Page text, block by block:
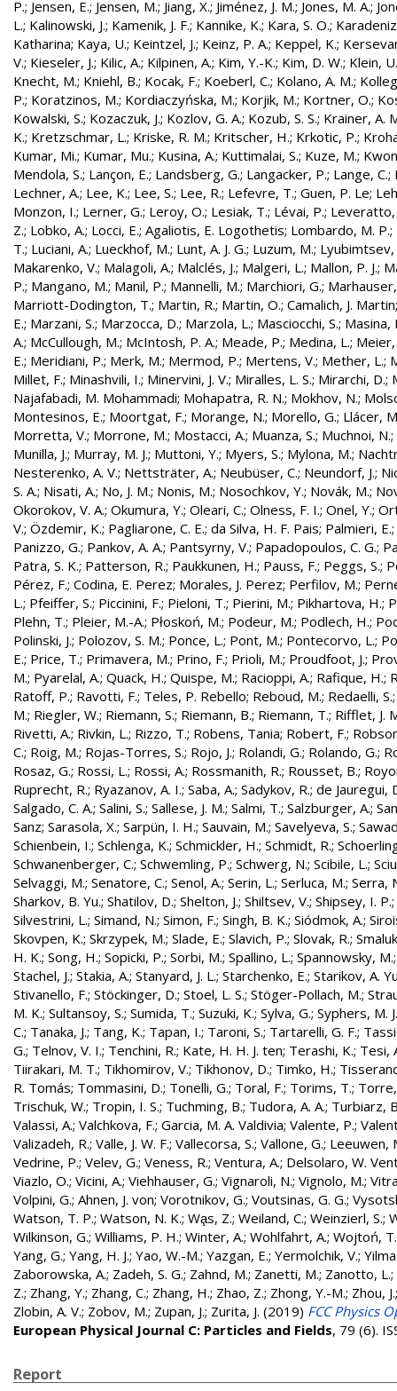
P.; Jensen, E.; Jensen, M.; Jiang, X.; Jiménez, J. M.; Jones, M. A.;
L.; Kalinowski, J.; Kamenik, J. F.; Kannike, K.; Kara, S. O.;
Katharina; Kaya, U.; Keintzel, J.; Keinz, P. A.; Keppel, K.;
V.; Kieseler, J.; Kilic, A.; Kilpinen, A.; Kim, Y.-K.; Kim, D. W.; Klein, U.
Knecht, M.; Kniehl, B.; Kocak, F.; Koeberl, C.; Kolano, A. M.;
P.; Koratzinos, M.; Kordiaczyńska, M.; Korjik, M.; Kortner, O.;
Kowalski, S.; Kozaczuk, J.; Kozlov, G. A.; Kozub, S. S.; Krainer, A.
K.; Kretzschmar, L.; Kriske, R. M.; Kritscher, H.; Krkotic, P.;
Kumar, Mi.; Kumar, Mu.; Kusina, A.; Kuttimalai, S.; Kuze, M.;
Mendola, S.; Lançon, E.; Landsberg, G.; Langacker, P.; Lange, C.;
Lechner, A.; Lee, K.; Lee, S.; Lee, R.; Lefevre, T.; Guen, P. Le;
Monzon, I.; Lerner, G.; Leroy, O.; Lesiak, T.; Lévai, P.; Leveratto,
Z.; Lobko, A.; Locci, E.; Agaliotis, E. Logothetis; Lombardo, M. P.;
T.; Luciani, A.; Lueckhof, M.; Lunt, A. J. G.; Luzum, M.; Lyubimtsev,
Makarenko, V.; Malagoli, A.; Malclés, J.; Malgeri, L.; Mallon, P. J.;
P.; Mangano, M.; Manil, P.; Mannelli, M.; Marchiori, G.;
Marriott-Dodington, T.; Martin, R.; Martin, O.; Camalich, J. Martin
E.; Marzani, S.; Marzocca, D.; Marzola, L.; Masciocchi, S.; Masina,
A.; McCullough, M.; McIntosh, P. A.; Meade, P.; Medina, L.; Meier,
E.; Meridiani, P.; Merk, M.; Mermod, P.; Mertens, V.; Mether, L.;
Millet, F.; Minashvili, I.; Minervini, J. V.; Miralles, L. S.; Mirarchi, D.;
Najafabadi, M. Mohammadi; Mohapatra, R. N.; Mokhov, N.;
Montesinos, E.; Moortgat, F.; Morange, N.; Morello, G.; Llácer,
Morretta, V.; Morrone, M.; Mostacci, A.; Muanza, S.; Muchnoi, N.;
Munilla, J.; Murray, M. J.; Muttoni, Y.; Myers, S.; Mylona, M.;
Nesterenko, A. V.; Nettsträter, A.; Neubüser, C.; Neundorf, J.;
S. A.; Nisati, A.; No, J. M.; Nonis, M.; Nosochkov, Y.; Novák, M.;
Okorokov, V. A.; Okumura, Y.; Oleari, C.; Olness, F. I.; Onel, Y.;
V.; Özdemir, K.; Pagliarone, C. E.; da Silva, H. F. Pais; Palmieri, E.;
Panizzo, G.; Pankov, A. A.; Pantsyrny, V.; Papadopoulos, C. G.;
Patra, S. K.; Patterson, R.; Paukkunen, H.; Pauss, F.; Peggs, S.;
Pérez, F.; Codina, E. Perez; Morales, J. Perez; Perfilov, M.;
L.; Pfeiffer, S.; Piccinini, F.; Pieloni, T.; Pierini, M.; Pikhartova, H.;
Plehn, T.; Pleier, M.-A.; Płoskoń, M.; Podeur, M.; Podlech, H.;
Polinski, J.; Polozov, S. M.; Ponce, L.; Pont, M.; Pontecorvo, L.;
E.; Price, T.; Primavera, M.; Prino, F.; Prioli, M.; Proudfoot, J.;
M.; Pyarelal, A.; Quack, H.; Quispe, M.; Racioppi, A.; Rafique, H.;
Ratoff, P.; Ravotti, F.; Teles, P. Rebello; Reboud, M.; Redaelli, S.
M.; Riegler, W.; Riemann, S.; Riemann, B.; Riemann, T.; Rifflet, J.
Rivetti, A.; Rivkin, L.; Rizzo, T.; Robens, Tania; Robert, F.;
C.; Roig, M.; Rojas-Torres, S.; Rojo, J.; Rolandi, G.; Rolando, G.;
Rosaz, G.; Rossi, L.; Rossi, A.; Rossmanith, R.; Rousset, B.;
Ruprecht, R.; Ryazanov, A. I.; Saba, A.; Sadykov, R.; de Jauregui,
Salgado, C. A.; Salini, S.; Sallese, J. M.; Salmi, T.; Salzburger, A.;
Sanz; Sarasola, X.; Sarpün, I. H.; Sauvain, M.; Savelyeva, S.;
Schienbein, I.; Schlenga, K.; Schmickler, H.; Schmidt, R.;
Schwanenberger, C.; Schwemling, P.; Schwerg, N.; Scibile, L.;
Selvaggi, M.; Senatore, C.; Senol, A.; Serin, L.; Serluca, M.; Serra,
Sharkov, B. Yu.; Shatilov, D.; Shelton, J.; Shiltsev, V.; Shipsey, I. P.;
Silvestrini, L.; Simand, N.; Simon, F.; Singh, B. K.; Siódmok, A.;
Skovpen, K.; Skrzypek, M.; Slade, E.; Slavich, P.; Slovak, R.;
H. K.; Song, H.; Sopicki, P.; Sorbi, M.; Spallino, L.; Spannowsky, M.
Stachel, J.; Stakia, A.; Stanyard, J. L.; Starchenko, E.; Starikov, A.
Stivanello, F.; Stöckinger, D.; Stoel, L. S.; Stöger-Pollach, M.;
M. K.; Sultansoy, S.; Sumida, T.; Suzuki, K.; Sylva, G.; Syphers, M. J.
C.; Tanaka, J.; Tang, K.; Tapan, I.; Taroni, S.; Tartarelli, G. F.;
G.; Telnov, V. I.; Tenchini, R.; Kate, H. H. J. ten; Terashi, K.; Tesi,
Tiirakari, M. T.; Tikhomirov, V.; Tikhonov, D.; Timko, H.;
R. Tomás; Tommasini, D.; Tonelli, G.; Toral, F.; Torims, T.;
Trischuk, W.; Tropin, I. S.; Tuchming, B.; Tudora, A. A.; Turbiarz,
Valassi, A.; Valchkova, F.; Garcia, M. A. Valdivia; Valente, P.;
Valizadeh, R.; Valle, J. W. F.; Vallecorsa, S.; Vallone, G.; Leeuwen,
Vedrine, P.; Velev, G.; Veness, R.; Ventura, A.; Delsolaro, W.
Viazlo, O.; Vicini, A.; Viehhauser, G.; Vignaroli, N.; Vignolo, M.;
Volpini, G.; Ahnen, J. von; Vorotnikov, G.; Voutsinas, G. G.;
Watson, T. P.; Watson, N. K.; Wa̧s, Z.; Weiland, C.; Weinzierl, S.;
Wilkinson, G.; Williams, P. H.; Winter, A.; Wohlfahrt, A.; Wojtoń, T.
Yang, G.; Yang, H. J.; Yao, W.-M.; Yazgan, E.; Yermolchik, V.;
Zaborowska, A.; Zadeh, S. G.; Zahnd, M.; Zanetti, M.; Zanotto, L.;
Z.; Zhang, Y.; Zhang, C.; Zhang, H.; Zhao, Z.; Zhong, Y.-M.; Zhou, J.
Zlobin, A. V.; Zobov, M.; Zupan, J.; Zurita, J. (2019) FCC Physics
European Physical Journal C: Particles and Fields, 79 (6).
Report